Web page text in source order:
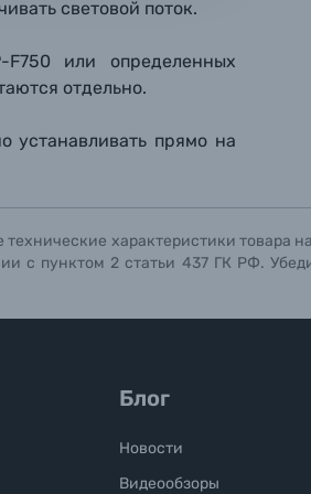
вопрос
вопрос
световой поток.
F750 или определенных
отдельно.
устанавливать прямо на
характеристики
с пунктом 2 статьи 437 ГК РФ.
вопрос
Блог
Новости
Видеообзоры